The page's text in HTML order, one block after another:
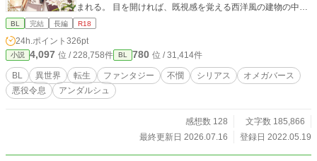
まれる。 目を開ければ、既視感を覚える西洋風の建物の中に
立っていた。 トラックに跳ねられたはずなのに、何故生きて
が、黒髪の学生の肩とぶつかってしまう。学生はバランスを
崩して階段から落ちそうだ。咄嗟に学生の腕を掴んで引き寄
せるが、自分の方が反動で階段から落ちてしまう。 トラック
に跳ねられた続きだろうかと思う程の出来事に、これは夢で
はないかと感じられる。 「危ないっ」 緊迫した低い声が耳
腹に疼くような違和感を覚えながら、鼻腔に香ってくる甘い
匂いを辿ると、この世の者とは思えないほど美しい青年に助
BL 完結 長編 R18
24h.ポイント 326pt
小説 4,097 位 / 228,758件 BL 780 位 / 31,414件
BL 異世界 転生 ファンタジー 不憫 シリアス
オメガバース
悪役令息
アンダルシュ
感想数 128
文字数 185,866
最終更新日 2026.07.16
登録日 2022.05.19